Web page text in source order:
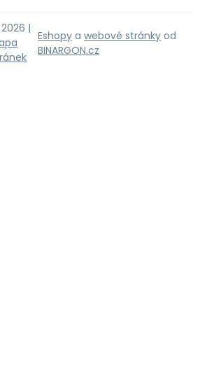
|
Eshopy a webové stránky od
BINARGON.cz